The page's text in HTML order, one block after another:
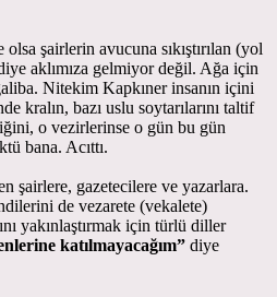
şairlerin avucuna sıkıştırılan (yol
aklımıza gelmiyor değil. Ağa için
Nitekim Kapkıner insanın içini
kralın, bazı uslu soytarılarını taltif
o vezirlerinse o gün bu gün
bana. Acıttı.
şairlere, gazetecilere ve yazarlara.
de vezarete (vekalete)
yakınlaştırmak için türlü diller
katılmayacağım” diye